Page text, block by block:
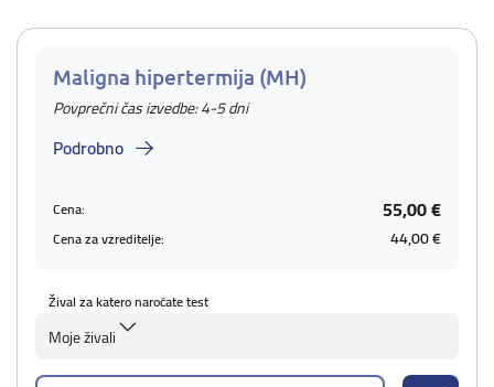
Maligna hipertermija (MH)
Povprečni čas izvedbe: 4-5 dni
Podrobno
Cena: 55,00 €
Cena za vzreditelje: 44,00 €
Žival za katero naročate test
Moje živali